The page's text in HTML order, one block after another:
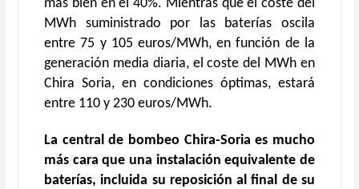
más bien en el 40%. Mientras que el coste del
MWh suministrado por las baterías oscila
entre 75 y 105 euros/MWh, en función de la
generación media diaria, el coste del MWh en
Chira Soria, en condiciones óptimas, estará
entre 110 y 230 euros/MWh.
La central de bombeo Chira-Soria es mucho
más cara que una instalación equivalente de
baterías, incluida su reposición al final de su